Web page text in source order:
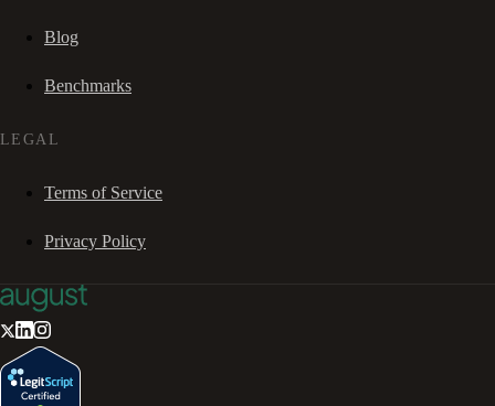
Blog
Benchmarks
LEGAL
Terms of Service
Privacy Policy